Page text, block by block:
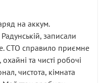
на аккум.
записали
СТО справило приємне
та чисті робочі
чистота, кімната